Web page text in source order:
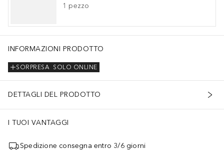
1 pezzo
INFORMAZIONI PRODOTTO
SOLO ONLINE
SORPRESA
DETTAGLI DEL PRODOTTO
I TUOI VANTAGGI
Spedizione consegna entro 3/6 giorni